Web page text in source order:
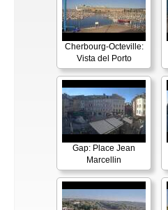
Cherbourg-Octeville:
Vista del Porto
Gap: Place Jean
Marcellin